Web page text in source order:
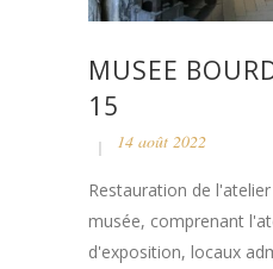
MUSEE
15
14 août 2022
Restauration de
musée, comprenant
d'exposition, locaux